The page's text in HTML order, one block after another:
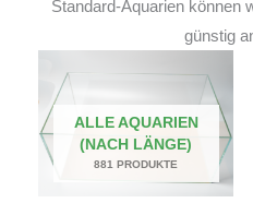
Standard-Aquarien können
günstig
ALLE AQUARIEN
(NACH LÄNGE)
881 PRODUKTE